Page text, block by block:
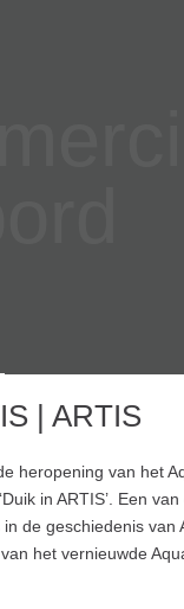
| ARTIS
heropening van het
in ARTIS’. Een
de geschiedenis van
het vernieuwde